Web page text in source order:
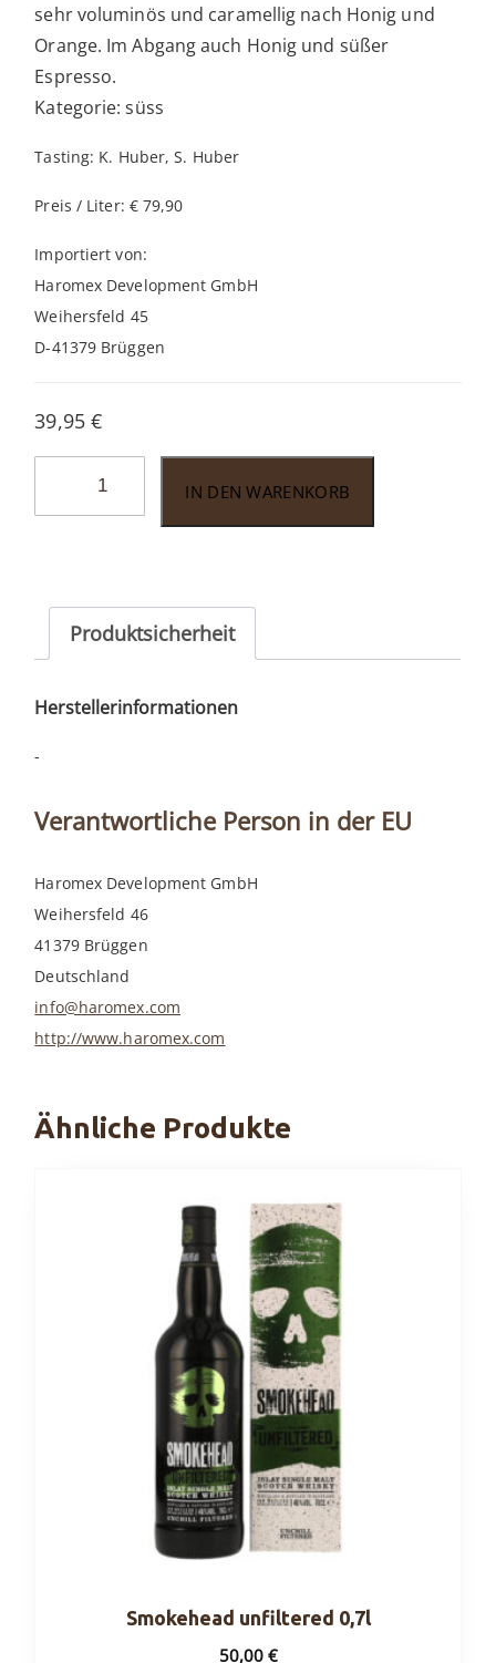
sehr voluminös und caramellig nach Honig und
Orange. Im Abgang auch Honig und süßer
Espresso.
Kategorie: süss
Tasting: K. Huber, S. Huber
Preis / Liter: € 79,90
Importiert von:
Haromex Development GmbH
Weihersfeld 45
D-41379 Brüggen
39,95 €
Menge
IN DEN WARENKORB
Produktsicherheit
Herstellerinformationen
-
Verantwortliche Person in der EU
Haromex Development GmbH
Weihersfeld 46
41379 Brüggen
Deutschland
info@haromex.com
http://www.haromex.com
Ähnliche Produkte
Smokehead unfiltered 0,7l
50,00€